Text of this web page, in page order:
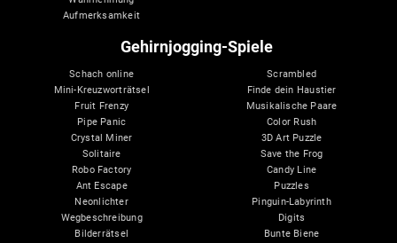
Aufmerksamkeit
Gehirnjogging-Spiele
Schach online
Mini-Kreuzworträtsel
Fruit Frenzy
Pipe Panic
Crystal Miner
Solitaire
Robo Factory
Ant Escape
Neonlichter
Wegbeschreibung
Bilderrätsel
Scrambled
Finde dein Haustier
Musikalische Paare
Color Rush
3D Art Puzzle
Save the Frog
Candy Line
Puzzles
Pinguin-Labyrinth
Digits
Bunte Biene